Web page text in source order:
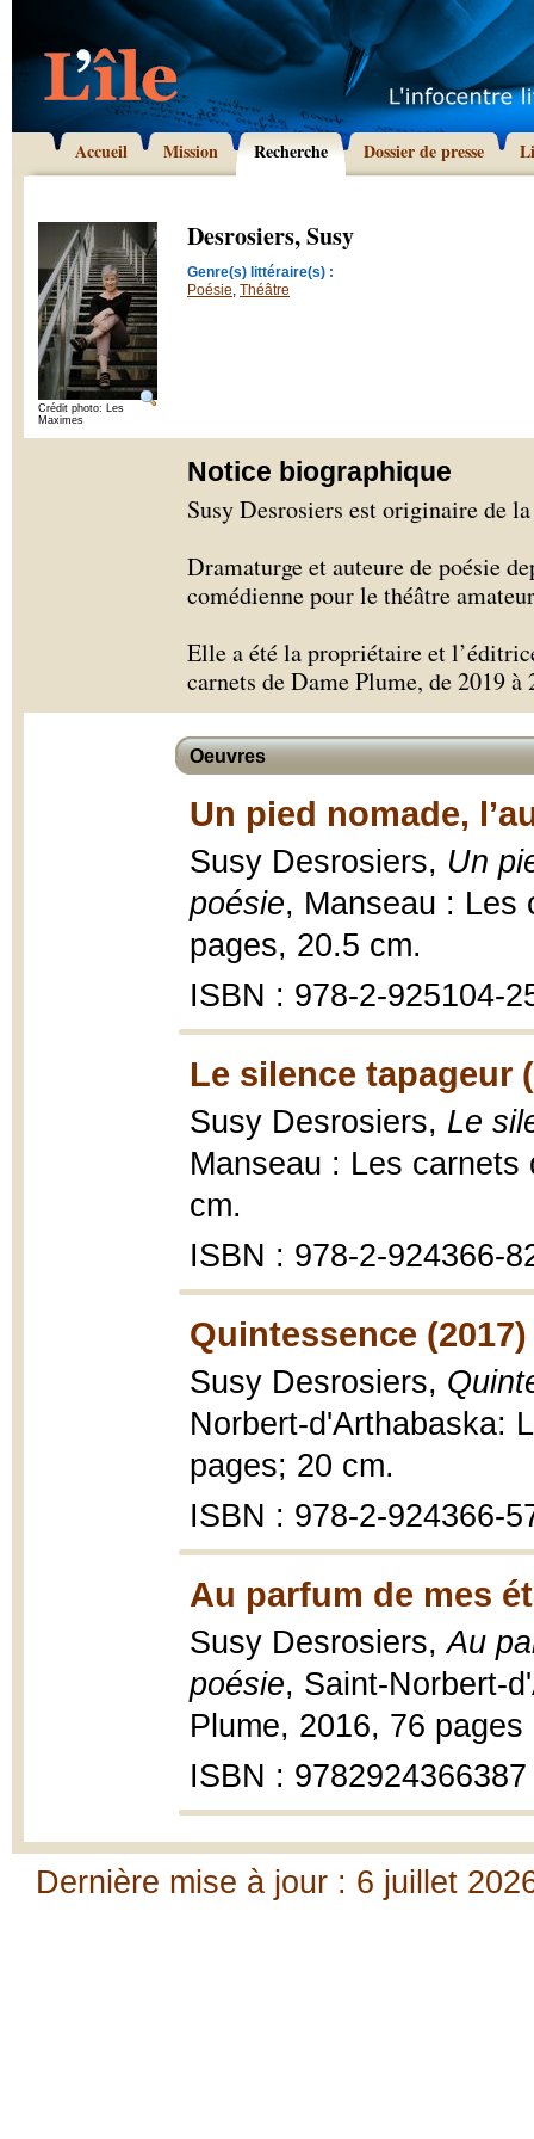
Accueil Mission Recherche Dossier de presse
Crédit photo: Les
Maximes
Desrosiers, Susy
Genre(s) littéraire(s) :
Poésie, Théâtre
Notice biographique
Susy Desrosiers est originaire de
Dramaturge et auteure de poésie
comédienne pour le théâtre
Elle a été la propriétaire et
carnets de Dame Plume, de 2019 à
Oeuvres
Un pied nomade,
Susy Desrosiers, Un
poésie, Manseau : Les
pages, 20.5 cm.
ISBN : 978-2-925104-
Le silence tapageur
Susy Desrosiers, Le
Manseau : Les
cm.
ISBN : 978-2-924366-
Quintessence (2017)
Susy Desrosiers,
Norbert-d'Arthabaska:
pages; 20 cm.
ISBN : 978-2-924366-
Au parfum de mes
Susy Desrosiers,Au
poésie, Saint-Norbert-
Plume, 2016, 76
ISBN : 9782924366387
Dernière mise à jour : 6 juillet